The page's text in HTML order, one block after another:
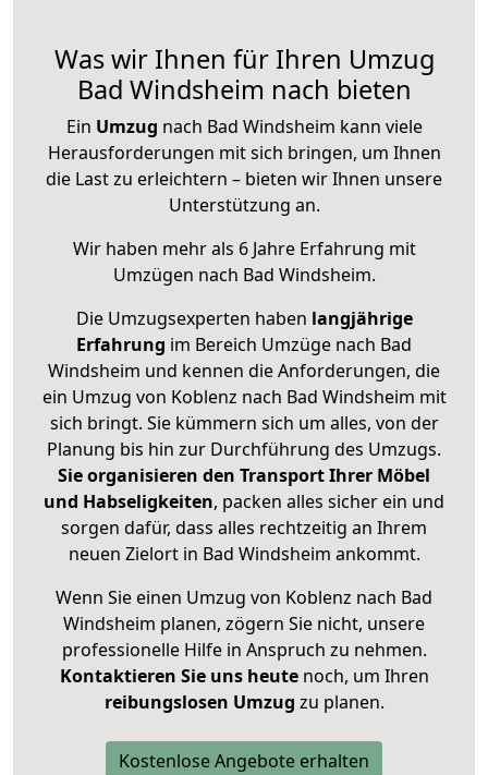
Was wir Ihnen für Ihren Umzug
Bad Windsheim nach bieten
Ein Umzug nach Bad Windsheim kann viele
Herausforderungen mit sich bringen, um Ihnen
die Last zu erleichtern – bieten wir Ihnen unsere
Unterstützung an.
Wir haben mehr als 6 Jahre Erfahrung mit
Umzügen nach Bad Windsheim.
Die Umzugsexperten haben langjährige
Erfahrung im Bereich Umzüge nach Bad
Windsheim und kennen die Anforderungen, die
ein Umzug von Koblenz nach Bad Windsheim mit
sich bringt. Sie kümmern sich um alles, von der
Planung bis hin zur Durchführung des Umzugs.
Sie organisieren den Transport Ihrer Möbel
und Habseligkeiten, packen alles sicher ein und
sorgen dafür, dass alles rechtzeitig an Ihrem
neuen Zielort in Bad Windsheim ankommt.
Wenn Sie einen Umzug von Koblenz nach Bad
Windsheim planen, zögern Sie nicht, unsere
professionelle Hilfe in Anspruch zu nehmen.
Kontaktieren Sie uns heutenoch, um Ihren
reibungslosen Umzug zu planen.
Kostenlose Angebote erhalten